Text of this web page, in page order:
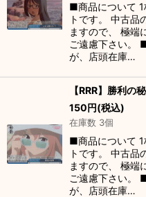
■商品について 1
トです。 中古品
ますので、 極端
ご遠慮下さい。
が、店頭在庫…
【RRR】勝利
150円(税込)
在庫数 3個
■商品について 1
トです。 中古品
ますので、 極端
ご遠慮下さい。
が、店頭在庫…